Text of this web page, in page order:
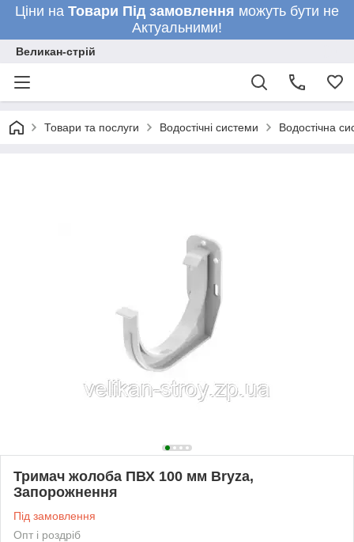
Ціни на Товари Під замовлення можуть бути не
Актуальними!
Великан-стрій
Товари та послуги Водостічні системи Водостічна
Тримач жолоба ПВХ 100 мм Bryza,
Запорожнення
Під замовлення
Опт і роздріб